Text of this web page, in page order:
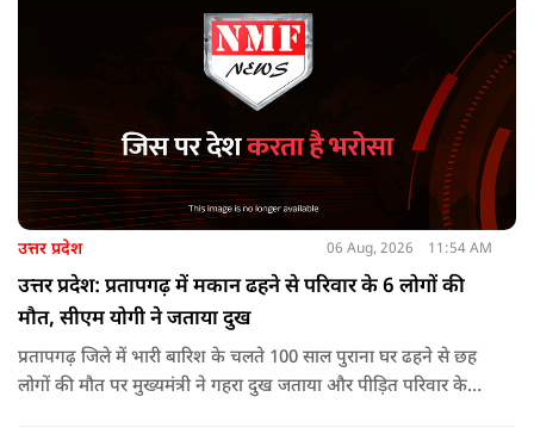
उत्तर प्रदेश 06 Aug, 2026 11:54 AM
उत्तर प्रदेश: प्रतापगढ़ में मकान ढहने से परिवार के 6 लोगों की
मौत, सीएम योगी ने जताया दुख
प्रतापगढ़ जिले में भारी बारिश के चलते 100 साल पुराना घर ढहने से छह
लोगों की मौत पर मुख्यमंत्री ने गहरा दुख जताया और पीड़ित परिवार के